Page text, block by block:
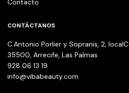
Contacto
CONTÁCTANOS
C.Antonio Porlier y Sopranis, 2, localC
35500, Arrecife, Las Palmas
928 06 13 19
info@vibabeauty.com